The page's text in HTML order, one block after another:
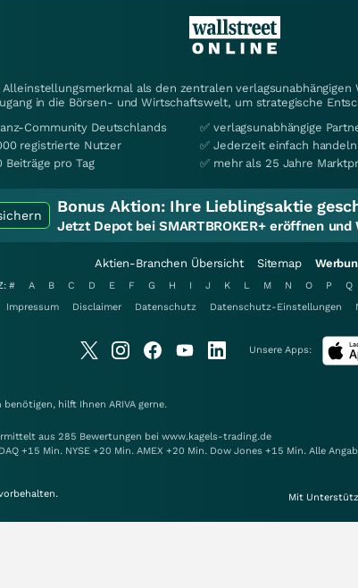
als den zentralen
in die Börsen- und Wirtschaftswelt, um strategische
Community Deutschlands
registrierte Nutzer
Beiträge pro Tag
✅ verlagsunabhängige
✅ Jederzeit einfach
✅ mehr als 25 Jahre
Bonus Aktion: Ihre Lieblingsaktie
Jetzt Depot bei SMARTBROKER+ eröffnen
Aktien-Branchen Übersicht Sitemap
# A B C D E F G H I J K L M N O P Q
Impressum
Disclaimer Datenschutz Datenschutz-Einstellungen
Unsere Apps:
benötigen, hilft Ihnen ARIVA gerne.
aus 285 Bewertungen bei www.kagels-trading.de
+15 Min. NYSE +20 Min. AMEX +20 Min. Dow Jones +15 Min. Alle
Mit